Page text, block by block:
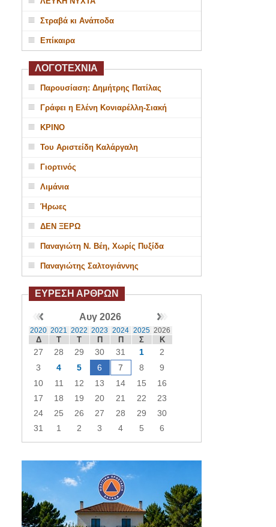
Στραβά κι Ανάποδα
Επίκαιρα
ΛΟΓΟΤΕΧΝΙΑ
Παρουσίαση: Δημήτρης Πατίλας
Γράφει η Ελένη Κονιαρέλλη-Σιακή
ΚΡΙΝΟ
Του Αριστείδη Καλάργαλη
Γιορτινός
Λιμάνια
Ήρωες
ΔΕΝ ΞΕΡΩ
Παναγιώτη Ν. Βέη, Χωρίς Πυξίδα
Παναγιώτης Σαλτογιάννης
ΕΥΡΕΣΗ ΑΡΘΡΩΝ
Αυγ 2026
2020 2021 2022 2023 2024 2025 2026
Δ Τ Τ Π Π Σ Κ
27 28 29 30 31 1
2
3
4 5 6 7 8
9
10
11 12 13 14 15
16
17
18 19 20 21 22
23
24
25 26 27 28 29
30
31
1 2 3 4 5 6